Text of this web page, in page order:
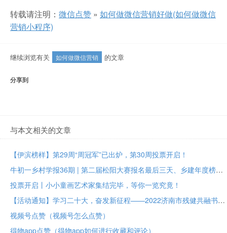
转载请注明： 微信点赞 » 如何做微信营销好做(如何做微信
营销小程序)
继续浏览有关 如何做微信营销 的文章
分享到
与本文相关的文章
【伊滨榜样】第29周“周冠军”已出炉，第30周投票开启！
牛初一乡村学报36期 | 第二届松阳大赛报名最后三天、乡建年度榜样大众投票进行中
投票开启丨小小童画艺术家集结完毕，等你一览究竟！
【活动通知】学习二十大，奋发新征程——2022济南市残健共融书法美术作品展投票评选
视频号点赞（视频号怎么点赞）
得物app点赞（得物app如何进行收藏和评论）